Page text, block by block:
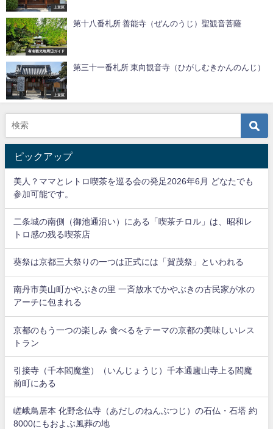
上京区
有名観光地周辺ガイド
第十八番札所 善能寺（ぜんのうじ）聖観音菩薩
上京区
第三十一番札所 東向観音寺（ひがしむきかんのんじ）
ピックアップ
美人？ママとレトロ喫茶を巡る会の発足2026年6月 どなたでも
参加可能です。
二条城の南側（御池通沿い）にある「喫茶チロル」は、昭和レ
トロ感の残る喫茶店
葵祭は京都三大祭りの一つは正式には「賀茂祭」といわれる
南丹市美山町かやぶきの里 一斉放水でかやぶきの古民家が水の
アーチに包まれる
京都のもう一つの楽しみ 食べるをテーマの京都の美味しいレス
トラン
引接寺（千本閻魔堂）（いんじょうじ）千本通廬山寺上る閻魔
前町にある
嵯峨鳥居本 化野念仏寺（あだしのねんぶつじ）の石仏・石塔 約
8000にもおよぶ風葬の地